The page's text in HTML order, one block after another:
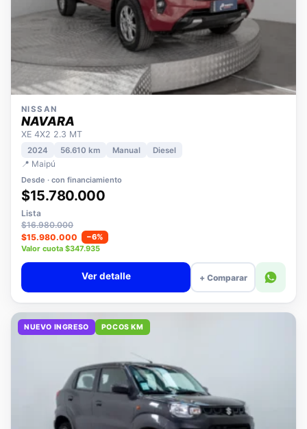
NISSAN
NAVARA
XE 4X2 2.3 MT
2024
📍 Maipú
Desde · con financiamiento
$15.780.000
Lista
$16.980.000
$15.980.000
−6%
Valor cuota $347.935
+ Comparar